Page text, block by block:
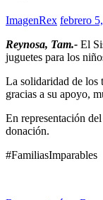
ImagenRex febrero
Reynosa, Tam.- El
juguetes para los
La solidaridad de los
gracias a su apoyo,
En representación
donación.
#FamiliasImparables